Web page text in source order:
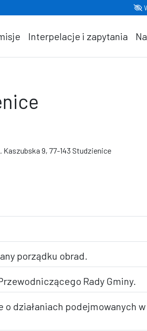
Interpelacje i zapytania
Kaszubska 9, 77-143 Studzienice
porządku obrad.
Rady Gminy.
działaniach podejmowanych